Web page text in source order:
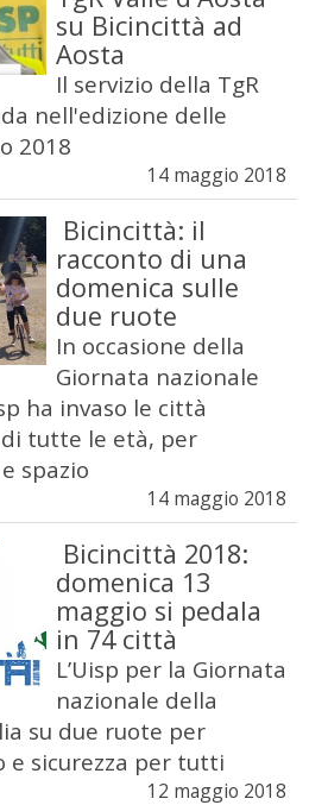
su Bicincittà ad
Aosta
Il servizio della TgR
nell'edizione delle
2018
14 maggio 2018
Bicincittà: il
racconto di una
domenica sulle
due ruote
In occasione della
Giornata nazionale
ha invaso le città
tutte le età, per
spazio
14 maggio 2018
Bicincittà 2018:
domenica 13
maggio si pedala
in 74 città
L’Uisp per la Giornata
nazionale della
su due ruote per
e sicurezza per tutti
12 maggio 2018